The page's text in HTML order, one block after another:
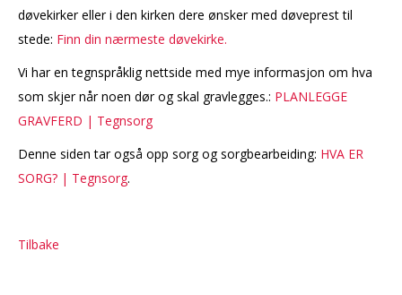
døvekirker eller i den kirken dere ønsker med døveprest til
stede: Finn din nærmeste døvekirke.
Vi har en tegnspråklig nettside med mye informasjon om hva
som skjer når noen dør og skal gravlegges.: PLANLEGGE
GRAVFERD | Tegnsorg
Denne siden tar også opp sorg og sorgbearbeiding: HVA ER
SORG? | Tegnsorg.
Tilbake